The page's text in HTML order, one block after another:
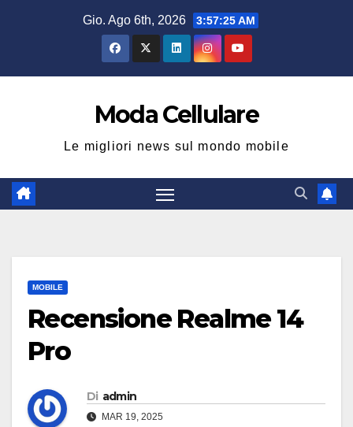
Gio. Ago 6th, 2026 3:57:26 AM
Moda Cellulare
Le migliori news sul mondo mobile
MOBILE
Recensione Realme 14
Pro
Di admin
MAR 19, 2025